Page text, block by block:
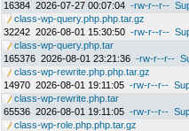
16384 2026-07-27 00:07:04 -rw-r--r--
class-wp-query.php.php.tar.gz
32242 2026-08-01 15:30:50 -rw-r--r--
class-wp-query.php.tar
165376 2026-08-01 23:21:36 -rw-r--r--
class-wp-rewrite.php.php.tar.gz
14970 2026-08-01 19:11:05 -rw-r--r--
class-wp-rewrite.php.tar
65536 2026-08-01 19:11:05 -rw-r--r--
class-wp-role.php.php.tar.gz